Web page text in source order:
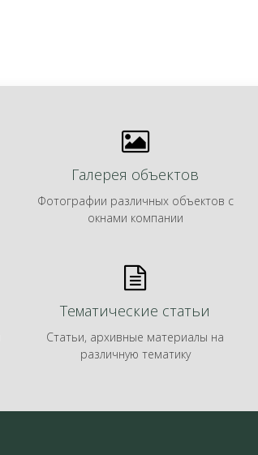
Галерея объектов
Фотографии различных объектов с
окнами компании
Тематические статьи
Статьи, архивные материалы на
различную тематику